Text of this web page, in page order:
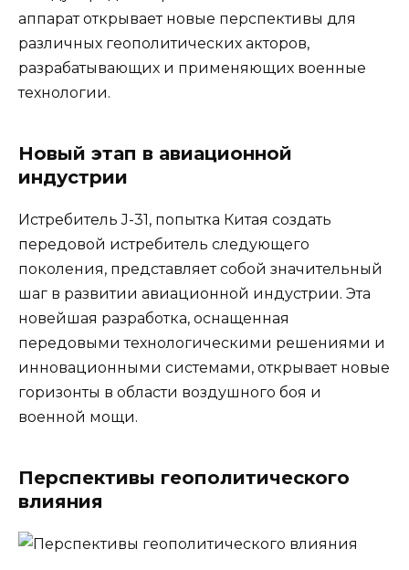
аппарат открывает новые перспективы для
различных геополитических акторов,
разрабатывающих и применяющих военные
технологии.
Новый этап в авиационной
индустрии
Истребитель J-31, попытка Китая создать
передовой истребитель следующего
поколения, представляет собой значительный
шаг в развитии авиационной индустрии. Эта
новейшая разработка, оснащенная
передовыми технологическими решениями и
инновационными системами, открывает новые
горизонты в области воздушного боя и
военной мощи.
Перспективы геополитического
влияния